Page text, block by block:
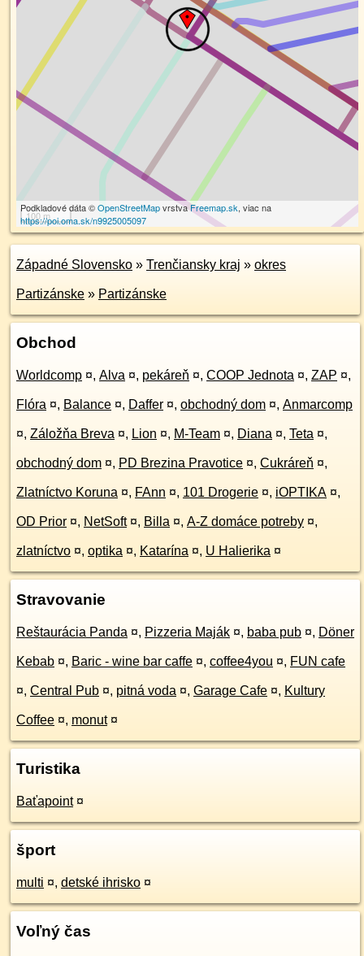
100 m
Podkladové dáta ©OpenStreetMapvrstvaFreemap.sk, viac na
https://poi.oma.sk/n9925005097
Západné Slovensko » Trenčiansky kraj » okres
Partizánske » Partizánske
Obchod
Worldcomp ¤, Alva ¤, pekáreň ¤, COOP Jednota ¤, ZAP ¤,
Flóra ¤, Balance ¤, Daffer ¤, obchodný dom ¤, Anmarcomp
¤, Záložňa Breva ¤, Lion ¤, M-Team ¤, Diana ¤, Teta ¤,
obchodný dom ¤, PD Brezina Pravotice ¤, Cukráreň ¤,
Zlatníctvo Koruna ¤, FAnn ¤, 101 Drogerie ¤, iOPTIKA ¤,
OD Prior ¤, NetSoft ¤, Billa ¤, A-Z domáce potreby ¤,
zlatníctvo ¤, optika ¤, Katarína ¤, U Halierika ¤
Stravovanie
Reštaurácia Panda ¤, Pizzeria Maják ¤, baba pub ¤, Döner
Kebab ¤, Baric - wine bar caffe ¤, coffee4you ¤, FUN cafe
¤, Central Pub ¤, pitná voda ¤, Garage Cafe ¤, Kultury
Coffee ¤, monut ¤
Turistika
Baťapoint ¤
šport
multi ¤, detské ihrisko ¤
Voľný čas